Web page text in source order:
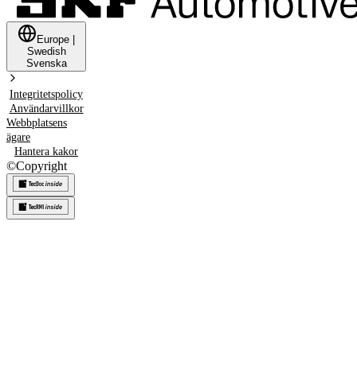
Europe
Swedish
Svenska
Integritetspolicy
Användarvillkor
Webbplatsens
ägare
Hantera kakor
©Copyright